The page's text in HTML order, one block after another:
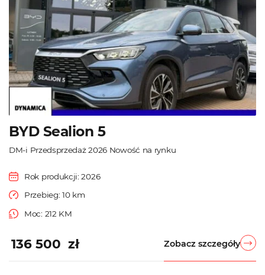
BYD Sealion 5
DM-i Przedsprzedaż 2026 Nowość na rynku
Rok produkcji: 2026
Przebieg: 10 km
Moc: 212 KM
136 500 zł Zobacz szczegóły